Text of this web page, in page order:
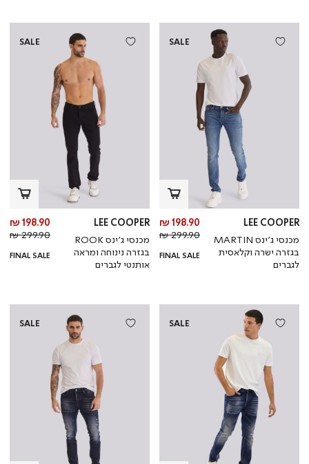
SALE
LEE COOPER
מכנסי ג’ינס MARTIN
בגזרה ישרה וקלאסית
לגברים
מחיר
מוצר
198.90 ₪
מחיר
רגיל
299.90 ₪
FINAL SALE
SALE
LEE COOPER
מכנסי ג’ינס ROOK
בגזרה נינוחה ומראה
אותנטי לגברים
198.90 ₪
299.90 ₪
FINAL SALE
SALE
SALE